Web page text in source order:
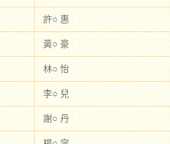
許○ 惠
黃○ 豪
林○ 怡
李○ 兒
謝○ 丹